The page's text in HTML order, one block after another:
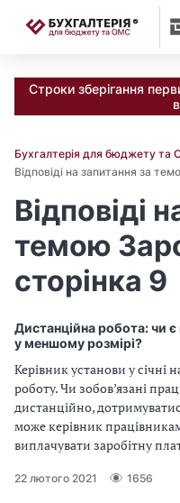
Строки зберігання
Бухгалтерія для бюджету та
Відповіді на запитання за
Відповіді
темою
сторінка 9
Дистанційна робота: чи є
у меншому розмірі?
Керівник установи у січні
роботу. Чи зобов’язані
дистанційно,
може керівник
виплачувати заробітну
22 лютого 2021 1656